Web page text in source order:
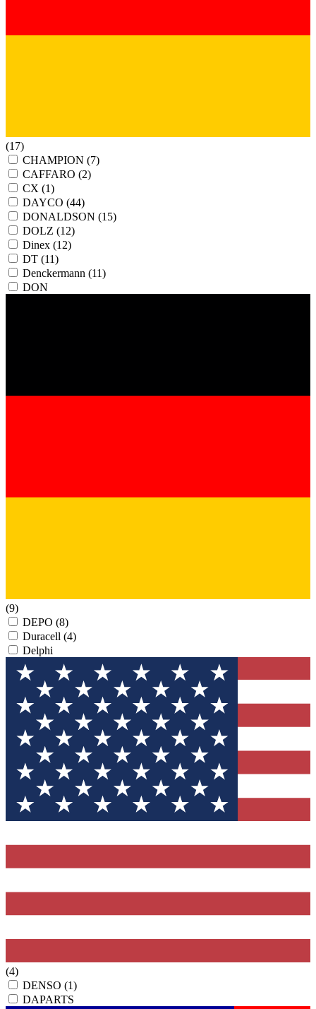
(17)
CHAMPION (7)
CAFFARO (2)
CX (1)
DAYCO (44)
DONALDSON (15)
DOLZ (12)
Dinex (12)
DT (11)
Denckermann (11)
DON
(9)
DEPO (8)
Duracell (4)
Delphi
(4)
DENSO (1)
DAPARTS